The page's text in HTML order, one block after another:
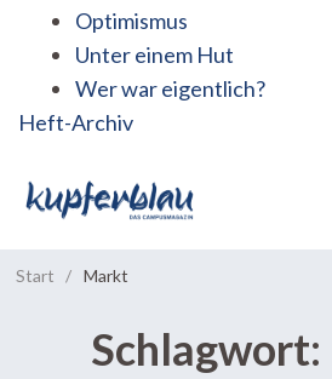
Optimismus
Unter einem Hut
Wer war eigentlich?
Heft-Archiv
Start / Markt
Schlagwort: